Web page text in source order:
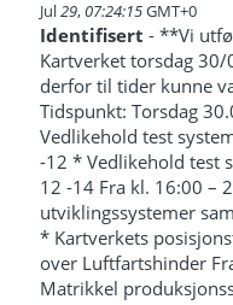
Jul29,07:24:15GMT+0
Identifisert - **Vi
Kartverket torsdag
derfor til tider kunne
Tidspunkt: Torsdag
Vedlikehold test
-12 * Vedlikehold test
12 -14 Fra kl. 16:00 –
utviklingssystemer
* Kartverkets
over Luftfartshinder
Matrikkel